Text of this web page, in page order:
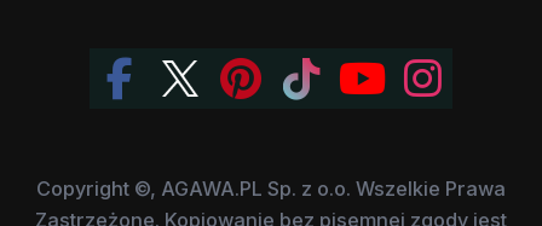
Copyright ©, AGAWA.PL Sp. z o.o. Wszelkie Prawa
Zastrzeżone. Kopiowanie bez pisemnej zgody jest